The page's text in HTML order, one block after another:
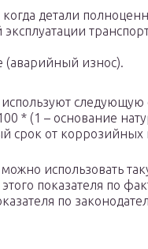
детали
(аварийный износ).
используют
* (1 – основание
срок от коррозийных
использовать
показателя по
по